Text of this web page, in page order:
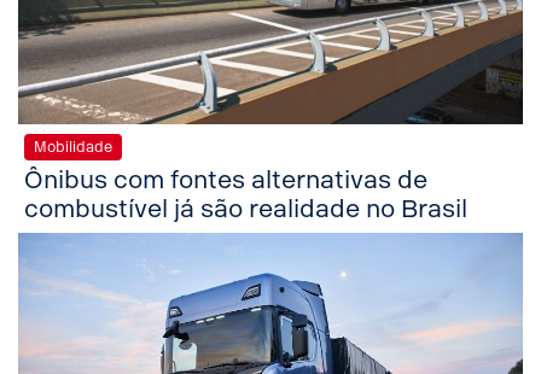
Mobilidade
Ônibus com fontes alternativas de
combustível já são realidade no Brasil